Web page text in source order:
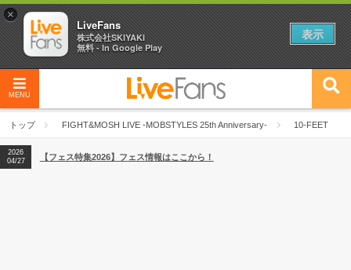
MENU
トップ FIGHT&MOSH LIVE -MOBSTYLES 25th Anniversary- 10-FEET
2026
04/27
2026
【ライブ動員ランキング】2026年上半期編発表！
2026
04/27
【フェス特集2026】フェス情報はここから！
×
LiveFans
株式会社SKIYAKI
無料 - In Google Play
表示